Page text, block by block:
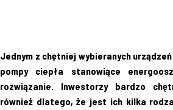
Jednym z chętniej wybieranych
pompy ciepła stanowiące
rozwiązanie. Inwestorzy bardzo
również dlatego, że jest ich kilka